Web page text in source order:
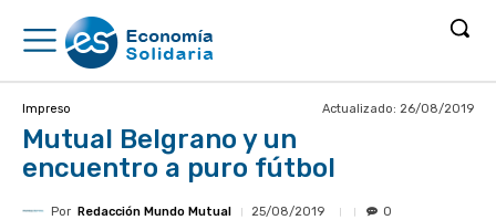
Impreso Actualizado: 26/08/2019
Mutual Belgrano y un
encuentro a puro fútbol
Por Redacción Mundo Mutual 25/08/2019 0